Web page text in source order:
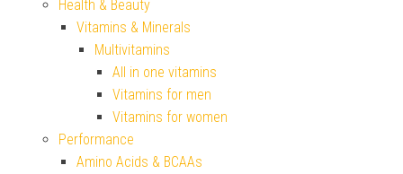
Health & Beauty
Vitamins & Minerals
Multivitamins
All in one vitamins
Vitamins for men
Vitamins for women
Performance
Amino Acids & BCAAs